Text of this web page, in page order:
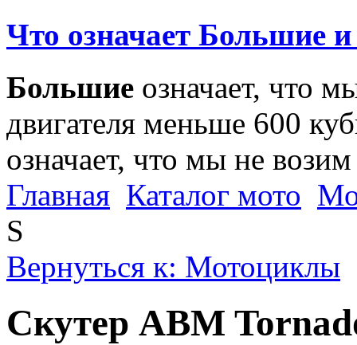
Что означает Большие
Большие означает, что
двигателя меньше 600
означает, что мы не
Главная Каталог мото
S
Вернуться к: Мотоциклы
Скутер ABM